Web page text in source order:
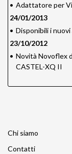
• Adattatore per
24/01/2013
• Disponibili i
23/10/2012
• Novità Novoflex
CASTEL-XQ II
Chi siamo
Contatti